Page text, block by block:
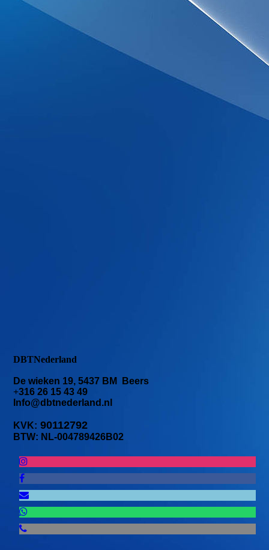
DBTNederland
De wieken 19, 5437 BM Beers
+316 26 15 43 49
Info@dbtnederland.nl
KVK: 90112792
BTW: NL-004789426B02